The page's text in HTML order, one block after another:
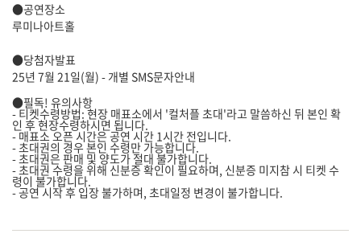
●공연장소
루미나아트홀
●당첨자발표
25년 7월 21일(월) - 개별 SMS문자안내
●필독! 유의사항
- 티켓수령방법: 현장 매표소에서 '컬처플 초대'라고 말씀하신 뒤 본인 확
인 후 현장수령하시면 됩니다.
- 매표소 오픈 시간은 공연 시간 1시간 전입니다.
- 초대권의 경우 본인 수령만 가능합니다.
- 초대권은 판매 및 양도가 절대 불가합니다.
- 초대권 수령을 위해 신분증 확인이 필요하며, 신분증 미지참 시 티켓 수
령이 불가합니다.
- 공연 시작 후 입장 불가하며, 초대일정 변경이 불가합니다.